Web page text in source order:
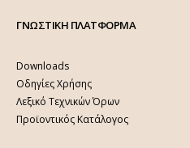
ΓΝΩΣΤΙΚΗ ΠΛΑΤΦΟΡΜΑ
Downloads
Οδηγίες Χρήσης
Λεξικό Τεχνικών Όρων
Προϊοντικός Κατάλογος